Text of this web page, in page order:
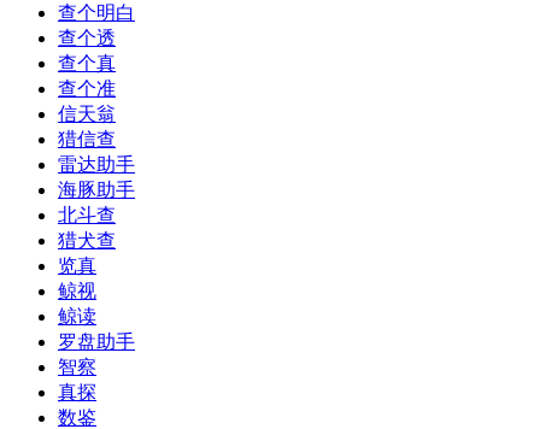
查个明白
查个透
查个真
查个准
信天翁
猎信查
雷达助手
海豚助手
北斗查
猎犬查
览真
鲸视
鲸读
罗盘助手
智察
真探
数鉴